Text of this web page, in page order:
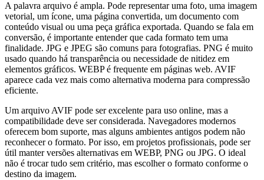
A palavra arquivo é ampla. Pode representar uma foto, uma imagem
vetorial, um ícone, uma página convertida, um documento com
conteúdo visual ou uma peça gráfica exportada. Quando se fala em
conversão, é importante entender que cada formato tem uma
finalidade. JPG e JPEG são comuns para fotografias. PNG é muito
usado quando há transparência ou necessidade de nitidez em
elementos gráficos. WEBP é frequente em páginas web. AVIF
aparece cada vez mais como alternativa moderna para compressão
eficiente.
Um arquivo AVIF pode ser excelente para uso online, mas a
compatibilidade deve ser considerada. Navegadores modernos
oferecem bom suporte, mas alguns ambientes antigos podem não
reconhecer o formato. Por isso, em projetos profissionais, pode ser
útil manter versões alternativas em WEBP, PNG ou JPG. O ideal
não é trocar tudo sem critério, mas escolher o formato conforme o
destino da imagem.